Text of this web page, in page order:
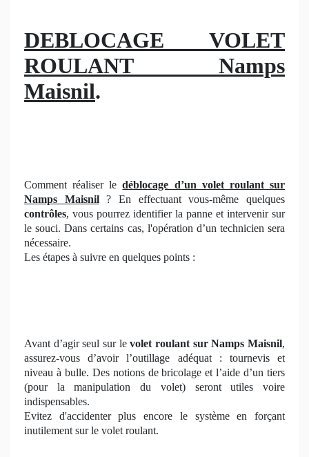
DEBLOCAGE VOLET
ROULANT Namps
Maisnil.
Comment réaliser ledéblocage d’un volet roulant sur
Namps Maisnil? En effectuant vous-même quelques
contrôles, vous pourrez identifier la panne et intervenir sur
le souci. Dans certains cas, l'opération d’un technicien sera
nécessaire.
Les étapes à suivre en quelques points :
Avant d’agir seul sur levolet roulant sur Namps Maisnil,
assurez-vous d’avoir l’outillage adéquat : tournevis et
niveau à bulle. Des notions de bricolage et l’aide d’un tiers
(pour la manipulation du volet) seront utiles voire
indispensables.
Evitez d'accidenter plus encore le système en forçant
inutilement sur le volet roulant.